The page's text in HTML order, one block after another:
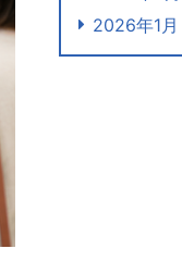
2026年1月